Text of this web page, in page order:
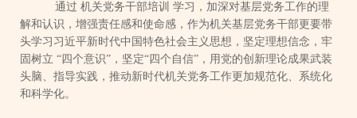
通过 机关党务干部培训 学习，加深对基层党务工作的理
解和认识，增强责任感和使命感，作为机关基层党务干部更要带
头学习习近平新时代中国特色社会主义思想，坚定理想信念，牢
固树立 “四个意识”，坚定“四个自信”，用党的创新理论成果武装
头脑、指导实践，推动新时代机关党务工作更加规范化、系统化
和科学化。